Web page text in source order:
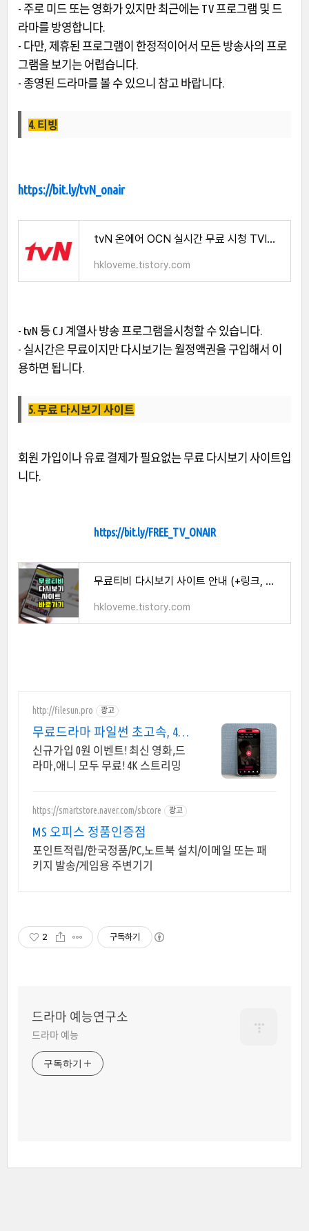
- 주로 미드 또는 영화가 있지만 최근에는 TV 프로그램 및 드
라마를 방영합니다.
- 다만, 제휴된 프로그램이 한정적이어서 모든 방송사의 프로
그램을 보기는 어렵습니다.
- 종영된 드라마를 볼 수 있으니 참고 바랍니다.
4. 티빙
https://bit.ly/tvN_onair
tvN 온에어 OCN 실시간 무료 시청 TVING
hkloveme.tistory.com
- tvN 등 CJ 계열사 방송 프로그램을시청할 수 있습니다.
- 실시간은 무료이지만 다시보기는 월정액권을 구입해서 이
용하면 됩니다.
5. 무료 다시보기 사이트
회원 가입이나 유료 결제가 필요없는 무료 다시보기 사이트입
니다.
https://bit.ly/FREE_TV_ONAIR
무료티비 다시보기 사이트 안내 (+링크, 이용방법)
hkloveme.tistory.com
http://filesun.pro 광고
무료드라마 파일썬 초고속, 4K
실시간 보기!
신규가입 0원 이벤트! 최신 영화,드
라마,애니 모두 무료! 4K 스트리밍
https://smartstore.naver.com/sbcore 광고
MS 오피스 정품인증점
포인트적립/한국정품/PC,노트북 설치/이메일 또는 패
키지 발송/게임용 주변기기
2 구독하기
드라마 예능연구소
드라마 예능
구독하기